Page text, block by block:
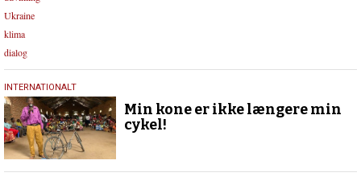
Ukraine
klima
dialog
4.
februar
2021
INTERNATIONALT
Min kone er ikke længere min
cykel!